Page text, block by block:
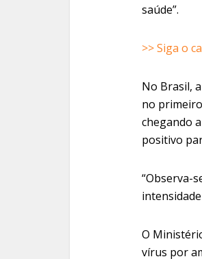
saúde”.
>> Siga o
No Brasil,
no
chegando
positivo
“Observa-
O
vírus por